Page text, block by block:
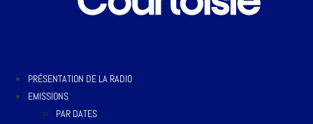
PRÉSENTATION DE LA RADIO
EMISSIONS
PAR DATES